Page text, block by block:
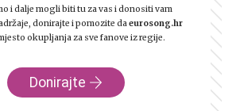
i dalje mogli biti tu za vas i donositi vam
donirajte i pomozite daeurosong.hr
okupljanja za sve fanove iz regije.
Donirajte